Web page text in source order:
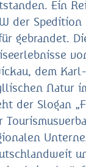
Ein
der Spedition
gebrandet.
dem
Natur
der Slogan